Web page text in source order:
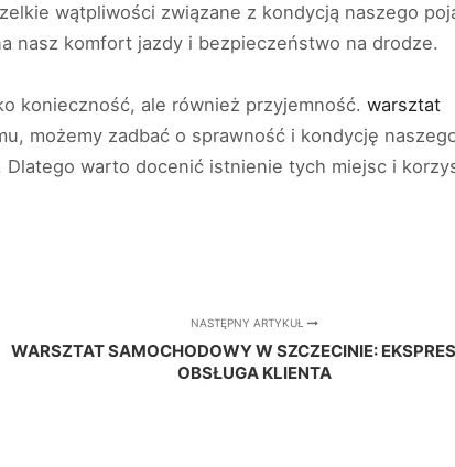
wątpliwości związane z kondycją naszego
nasz komfort jazdy i bezpieczeństwo na drodze.
konieczność, ale również przyjemność. warsztat
możemy zadbać o sprawność i kondycję
warto docenić istnienie tych miejsc i
NASTĘPNY ARTYKUŁ
WARSZTAT SAMOCHODOWY W SZCZECINIE:
OBSŁUGA KLIENTA